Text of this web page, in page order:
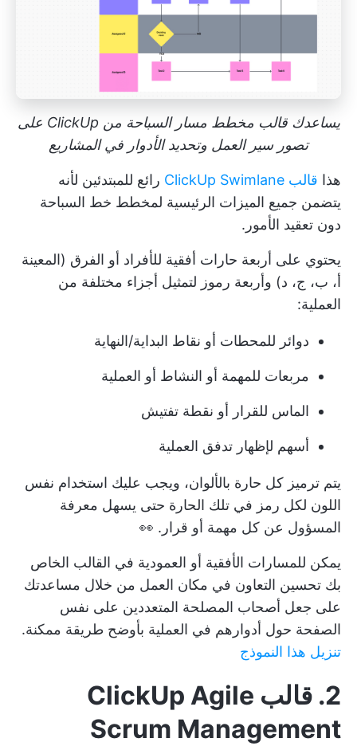
يساعدك قالب مخطط مسار السباحة من ClickUp على
تصور سير العمل وتحديد الأدوار في المشاريع
هذا قالب ClickUp Swimlane
رائع للمبتدئين لأنه
يتضمن جميع الميزات الرئيسية لمخطط خط السباحة
دون تعقيد الأمور.
يحتوي على أربعة حارات أفقية للأفراد أو الفرق (المعينة
أ، ب، ج، د) وأربعة رموز لتمثيل أجزاء مختلفة من
العملية:
دوائر للمحطات أو نقاط البداية/النهاية
مربعات للمهمة أو النشاط أو العملية
الماس للقرار أو نقطة تفتيش
أسهم لإظهار تدفق العملية
يتم ترميز كل حارة بالألوان، ويجب عليك استخدام نفس
اللون لكل رمز في تلك الحارة حتى يسهل معرفة
المسؤول عن كل مهمة أو قرار. 👀
يمكن للمسارات الأفقية أو العمودية في القالب الخاص
بك تحسين التعاون في مكان العمل من خلال مساعدتك
على جعل أصحاب المصلحة المتعددين على نفس
الصفحة حول أدوارهم في العملية بأوضح طريقة ممكنة.
تنزيل هذا النموذج
2. قالب ClickUp Agile
Scrum Management